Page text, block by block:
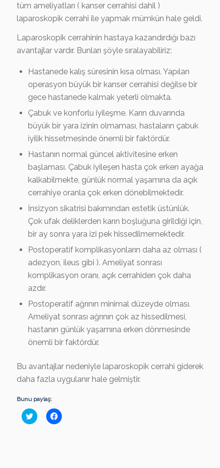
tüm ameliyatları ( kanser cerrahisi dahil )
laparoskopik cerrahi ile yapmak mümkün hale geldi.
Laparoskopik cerrahinin hastaya kazandırdığı bazı
avantajlar vardır. Bunları şöyle sıralayabiliriz:
Hastanede kalış süresinin kısa olması. Yapılan
operasyon büyük bir kanser cerrahisi değilse bir
gece hastanede kalmak yeterli olmakta.
Çabuk ve konforlu iyileşme. Karın duvarında
büyük bir yara izinin olmaması, hastaların çabuk
iyilik hissetmesinde önemli bir faktördür.
Hastanın normal güncel aktivitesine erken
başlaması. Çabuk iyileşen hasta çok erken ayağa
kalkabilmekte, günlük normal yaşamına da açık
cerrahiye oranla çok erken dönebilmektedir.
İnsizyon sikatrisi bakımından estetik üstünlük.
Çok ufak deliklerden karın boşluğuna girildiği için,
bir ay sonra yara izi pek hissedilmemektedir.
Postoperatif komplikasyonların daha az olması (
adezyon, ileus gibi ). Ameliyat sonrası
komplikasyon oranı, açık cerrahiden çok daha
azdır.
Postoperatif ağrının minimal düzeyde olması.
Ameliyat sonrası ağrının çok az hissedilmesi,
hastanın günlük yaşamına erken dönmesinde
önemli bir faktördür.
Bu avantajlar nedeniyle laparoskopik cerrahi giderek
daha fazla uygulanır hale gelmiştir.
Bunu paylaş:
Click
to
Facebook'ta
paylaşmak